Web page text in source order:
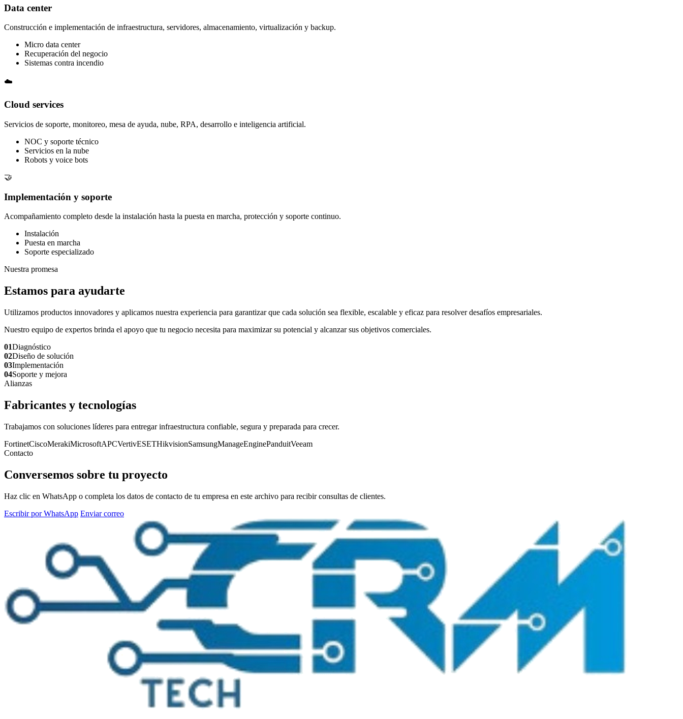
Data center
Construcción e implementación de infraestructura, servidores, almacenamiento, virtualización y backup.
Micro data center
Recuperación del negocio
Sistemas contra incendio
☁️
Cloud services
Servicios de soporte, monitoreo, mesa de ayuda, nube, RPA, desarrollo e inteligencia artificial.
NOC y soporte técnico
Servicios en la nube
Robots y voice bots
🤝
Implementación y soporte
Acompañamiento completo desde la instalación hasta la puesta en marcha, protección y soporte continuo.
Instalación
Puesta en marcha
Soporte especializado
Nuestra promesa
Estamos para ayudarte
Utilizamos productos innovadores y aplicamos nuestra experiencia para garantizar que cada solución sea flexible, escalable y eficaz para resolver desafíos empresariales.
Nuestro equipo de expertos brinda el apoyo que tu negocio necesita para maximizar su potencial y alcanzar sus objetivos comerciales.
01Diagnóstico
02Diseño de solución
03Implementación
04Soporte y mejora
Alianzas
Fabricantes y tecnologías
Trabajamos con soluciones líderes para entregar infraestructura confiable, segura y preparada para crecer.
FortinetCiscoMerakiMicrosoftAPCVertivESETHikvisionSamsungManageEnginePanduitVeeam
Contacto
Conversemos sobre tu proyecto
Haz clic en WhatsApp o completa los datos de contacto de tu empresa en este archivo para recibir consultas de clientes.
Escribir por WhatsApp Enviar correo